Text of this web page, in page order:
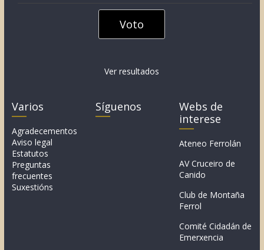
Ver resultados
Varios
Agradecementos
Aviso legal
Estatutos
Preguntas
frecuentes
Suxestións
Síguenos
Webs de
interese
Ateneo Ferrolán
AV Cruceiro de
Canido
Club de Montaña
Ferrol
Comité Cidadán de
Emerxencia